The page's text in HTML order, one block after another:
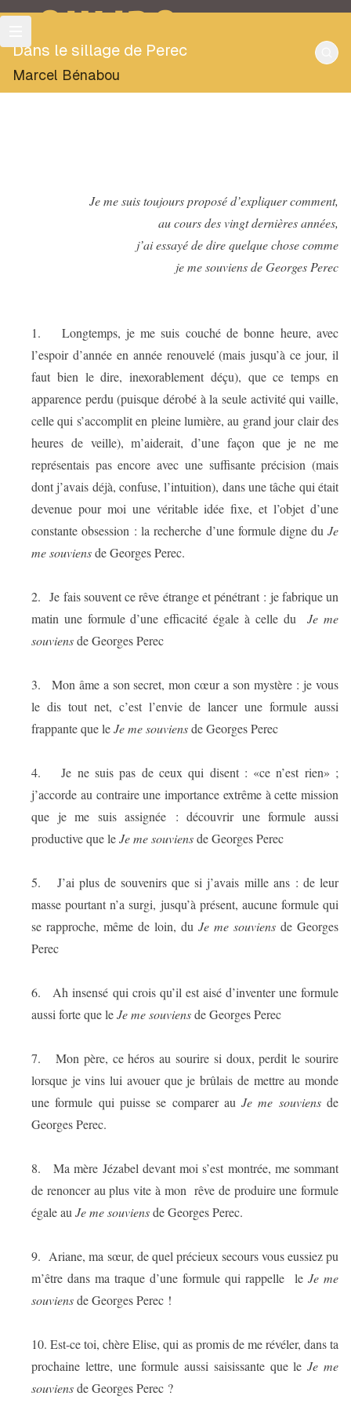
OULIPO
Dans le sillage de Perec
Marcel Bénabou
Je me suis toujours proposé d’expliquer comment,
au cours des vingt dernières années,
j’ai essayé de dire quelque chose comme
je me souviens de Georges Perec
1.
Longtemps, je me suis couché de bonne heure, avec
l’espoir d’année en année renouvelé (mais jusqu’à ce jour, il
faut bien le dire, inexorablement déçu), que ce temps en
apparence perdu (puisque dérobé à la seule activité qui vaille,
celle qui s’accomplit en pleine lumière, au grand jour clair des
heures de veille), m’aiderait, d’une façon que je ne me
représentais pas encore avec une suffisante précision (mais
dont j’avais déjà, confuse, l’intuition), dans une tâche qui était
devenue pour moi une véritable idée fixe, et l’objet d’une
constante obsession : la recherche d’une formule digne du Je
me souviensde Georges Perec.
2. Je fais souvent ce rêve étrange et pénétrant : je fabrique un
matin une formule d’une efficacité égale à celle du
Je me
souviensde Georges Perec
3.
Mon âme a son secret, mon cœur a son mystère : je vous
le dis tout net, c’est l’envie de lancer une formule aussi
frappante que leJe me souviensde Georges Perec
4.
Je ne suis pas de ceux qui disent : «ce n’est rien» ;
j’accorde au contraire une importance extrême à cette mission
que je me suis assignée : découvrir une formule aussi
productive que leJe me souviensde Georges Perec
5.
J’ai plus de souvenirs que si j’avais mille ans : de leur
masse pourtant n’a surgi, jusqu’à présent, aucune formule qui
se rapproche, même de loin, du Je me souviens de Georges
Perec
6.
Ah insensé qui crois qu’il est aisé d’inventer une formule
aussi forte que leJe me souviensde Georges Perec
7.
Mon père, ce héros au sourire si doux, perdit le sourire
lorsque je vins lui avouer que je brûlais de mettre au monde
une formule qui puisse se comparer auJe me souviensde
Georges Perec.
8.
Ma mère Jézabel devant moi s’est montrée, me sommant
de renoncer au plus vite à mon rêve de produire une formule
égale au Je me souviensde Georges Perec.
9. Ariane, ma sœur, de quel précieux secours vous eussiez pu
m’être dans ma traque d’une formule qui rappelle
le Je me
souviensde Georges Perec !
10. Est-ce toi, chère Elise, qui as promis de me révéler, dans ta
prochaine lettre, une formule aussi saisissante que leJe me
souviensde Georges Perec ?